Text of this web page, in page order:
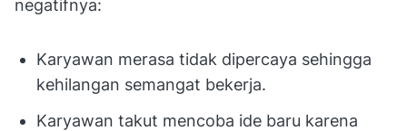
negatifnya:
Karyawan merasa tidak dipercaya sehingga
kehilangan semangat bekerja.
Karyawan takut mencoba ide baru karena